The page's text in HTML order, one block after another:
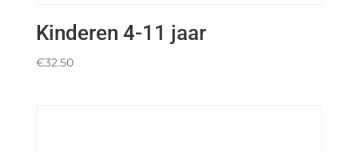
Kinderen 4-11 jaar
€32.50